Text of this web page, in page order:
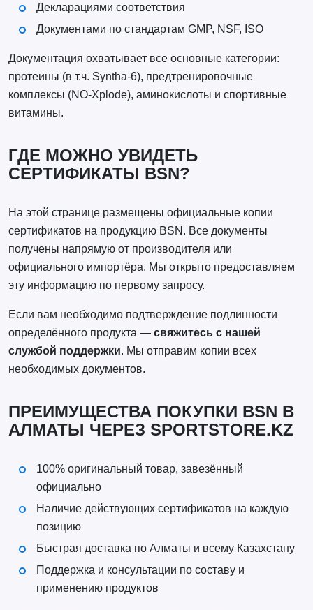
Декларациями соответствия
Документами по стандартам GMP, NSF, ISO
Документация охватывает все основные категории:
протеины (в т.ч. Syntha-6), предтренировочные
комплексы (NO-Xplode), аминокислоты и спортивные
витамины.
ГДЕ МОЖНО УВИДЕТЬ
СЕРТИФИКАТЫ BSN?
На этой странице размещены официальные копии
сертификатов на продукцию BSN. Все документы
получены напрямую от производителя или
официального импортёра. Мы открыто предоставляем
эту информацию по первому запросу.
Если вам необходимо подтверждение подлинности
определённого продукта — свяжитесь с нашей
службой поддержки. Мы отправим копии всех
необходимых документов.
ПРЕИМУЩЕСТВА ПОКУПКИ BSN В
АЛМАТЫ ЧЕРЕЗ SPORTSTORE.KZ
100% оригинальный товар, завезённый
официально
Наличие действующих сертификатов на каждую
позицию
Быстрая доставка по Алматы и всему Казахстану
Поддержка и консультации по составу и
применению продуктов